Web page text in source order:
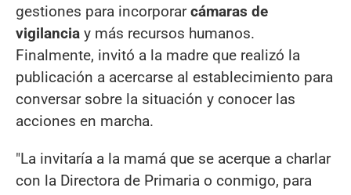
gestiones para incorporarcámaras de
vigilancia y más recursos humanos.
Finalmente, invitó a la madre que realizó la
publicación a acercarse al establecimiento para
conversar sobre la situación y conocer las
acciones en marcha.
"La invitaría a la mamá que se acerque a charlar
con la Directora de Primaria o conmigo, para